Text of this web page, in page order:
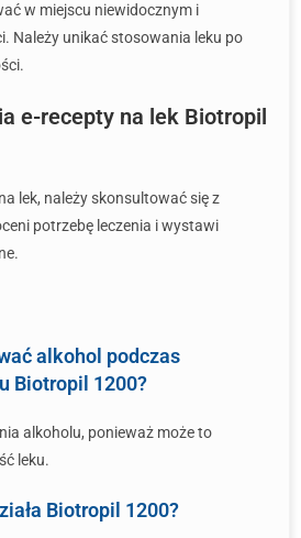
w miejscu niewidocznym i
Należy unikać stosowania leku po
e-recepty na lek Biotropil
lek, należy skonsultować się z
potrzebę leczenia i wystawi
alkohol podczas
Biotropil 1200?
alkoholu, ponieważ może to
leku.
Biotropil 1200?